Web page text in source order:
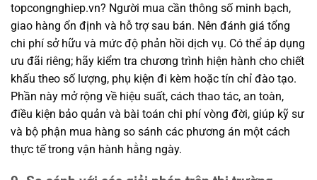
topcongnghiep.vn? Người mua cần thông số minh bạch,
giao hàng ổn định và hỗ trợ sau bán. Nên đánh giá tổng
chi phí sở hữu và mức độ phản hồi dịch vụ. Có thể áp dụng
ưu đãi riêng; hãy kiểm tra chương trình hiện hành cho chiết
khấu theo số lượng, phụ kiện đi kèm hoặc tín chỉ đào tạo.
Phần này mở rộng về hiệu suất, cách thao tác, an toàn,
điều kiện bảo quản và bài toán chi phí vòng đời, giúp kỹ sư
và bộ phận mua hàng so sánh các phương án một cách
thực tế trong vận hành hằng ngày.